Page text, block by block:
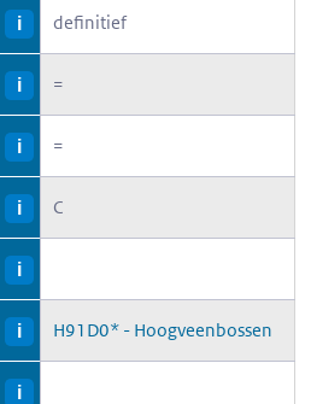
i definitief
i =
i =
i C
i
i H91D0* - Hoogveenbossen
i